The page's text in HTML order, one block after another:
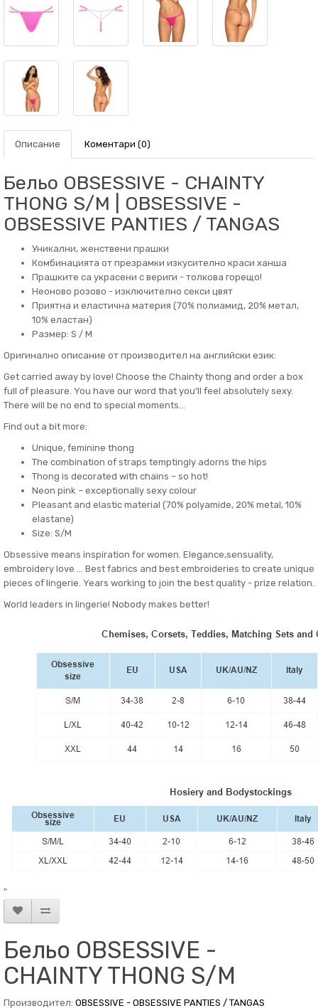
Описание Коментари (0)
Бельо OBSESSIVE - CHAINTY
THONG S/M | OBSESSIVE -
OBSESSIVE PANTIES / TANGAS
Уникални, женствени прашки
Комбинацията от презрамки изкусително краси ханша
Прашките са украсени с вериги - толкова горещо!
Неоново розово - изключително секси цвят
Приятна и еластична материя (70% полиамид, 20% метал,
10% еластан)
Размер: S / M
Оригинално описание от производител на английски език:
Get carried away by love! Choose the Chainty thong and order a box
full of pleasure. You have our word that you’ll feel absolutely sexy.
There will be no end to special moments…
Find out a bit more:
Unique, feminine thong
The combination of straps temptingly adorns the hips
Thong is decorated with chains – so hot!
Neon pink – exceptionally sexy colour
Pleasant and elastic material (70% polyamide, 20% metal, 10%
elastane)
Size: S/M
Obsessive means inspiration for women. Elegance,sensuality,
embroidery love ... Best fabrics and best embroideries to create unique
pieces of lingerie. Years working to join the best quality - prize relation.
World leaders in lingerie! Nobody makes better!
"
Бельо OBSESSIVE -
CHAINTY THONG S/M
Производител: OBSESSIVE - OBSESSIVE PANTIES / TANGAS